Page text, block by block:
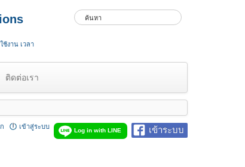
ช้งาน เวลา
ติดต่อเรา
เข้าระบบ
Log in with LINE
เข้าสู่ระบบ